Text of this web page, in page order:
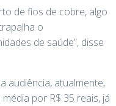
de fios de cobre, algo
o
de saúde”, disse
audiência, atualmente,
por R$ 35 reais, já